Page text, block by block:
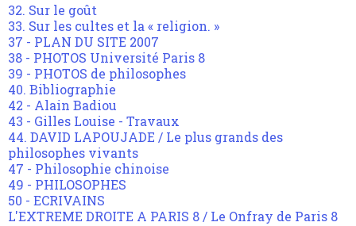
32. Sur le goût
33. Sur les cultes et la « religion. »
37 - PLAN DU SITE 2007
38 - PHOTOS Université Paris 8
39 - PHOTOS de philosophes
40. Bibliographie
42 - Alain Badiou
43 - Gilles Louise - Travaux
44. DAVID LAPOUJADE / Le plus grands des
philosophes vivants
47 - Philosophie chinoise
49 - PHILOSOPHES
50 - ECRIVAINS
L'EXTREME DROITE A PARIS 8 / Le Onfray de Paris 8